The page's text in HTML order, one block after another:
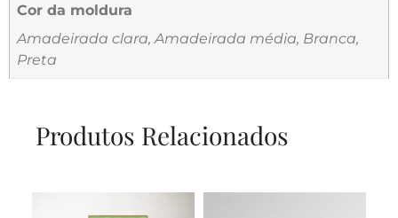
Cor da moldura
Amadeirada clara, Amadeirada média, Branca,
Preta
Produtos Relacionados